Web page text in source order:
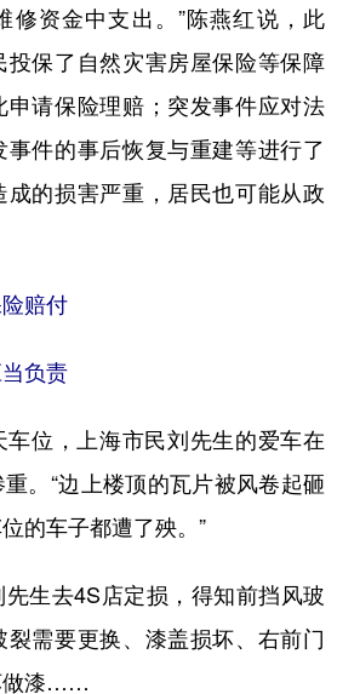
修资金中支出。”陈燕红说，此
投保了自然灾害房屋保险等保障
申请保险理赔；突发事件应对法
件的事后恢复与重建等进行了
成的损害严重，居民也可能从政
赔付
负责
位，上海市民刘先生的爱车在
。“边上楼顶的瓦片被风卷起砸
的车子都遭了殃。”
生去4S店定损，得知前挡风玻
需要更换、漆盖损坏、右前门
做漆……